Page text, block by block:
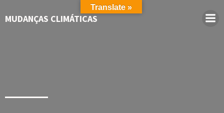
MUDANÇAS CLIMÁTICAS
Translate »